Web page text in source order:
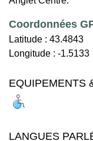
Coordonnées
Latitude : 43.4843
Longitude : -1.5133
EQUIPEMENTS
LANGUES